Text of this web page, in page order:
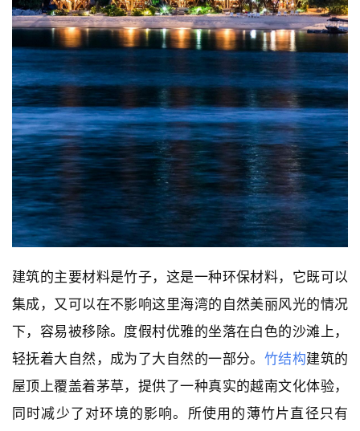
建筑的主要材料是竹子，这是一种环保材料，它既可以
集成，又可以在不影响这里海湾的自然美丽风光的情况
下，容易被移除。度假村优雅的坐落在白色的沙滩上，
轻抚着大自然，成为了大自然的一部分。 竹结构建筑的
屋顶上覆盖着茅草，提供了一种真实的越南文化体验，
同时减少了对环境的影响。所使用的薄竹片直径只有